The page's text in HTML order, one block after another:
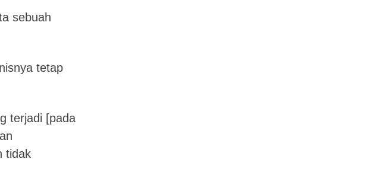
sebuah
tetap
terjadi [pada
tidak